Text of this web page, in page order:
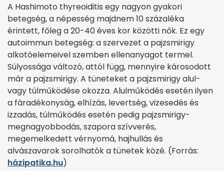
A Hashimoto thyreoiditis egy nagyon gyakori
betegség, a népesség majdnem 10 százaléka
érintett, főleg a 20-40 éves kor közötti nők. Ez egy
autoimmun betegség: a szervezet a pajzsmirigy
alkotóelemeivel szemben ellenanyagot termel.
Súlyossága változó, attól függ, mennyire károsodott
már a pajzsmirigy. A tüneteket a pajzsmirigy alul-
vagy túlműködése okozza. Alulműködés esetén ilyen
a fáradékonyság, elhízás, levertség, vizesedés és
izzadás, túlműködés esetén pedig pajzsmirigy-
megnagyobbodás, szapora szívverés,
megemelkedett vérnyomá, hajhullás és
alvászavarok sorolhatók a tünetek közé. (Forrás:
házipatika.hu)